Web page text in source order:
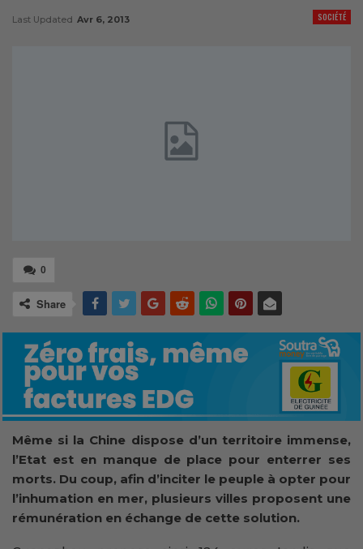
SOCIÉTÉ
Last Updated Avr 6, 2013
0
Share
Même si la Chine dispose d’un territoire immense,
l’Etat est en manque de place pour enterrer ses
morts. Du coup, afin d’inciter le peuple à opter pour
l’inhumation en mer, plusieurs villes proposent une
rémunération en échange de cette solution.